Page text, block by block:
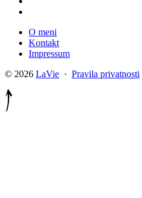
O meni
Kontakt
Impressum
© 2026 LaVie · Pravila privatnosti